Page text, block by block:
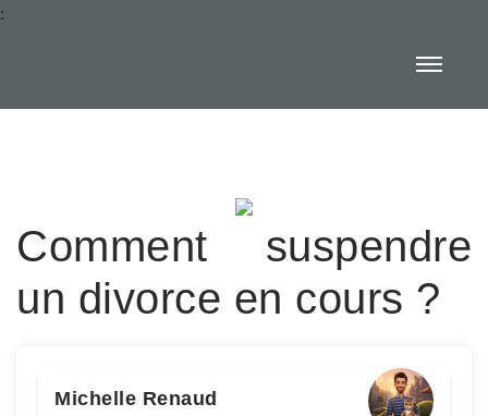
:
Comment suspendre
un divorce en cours ?
Michelle Renaud